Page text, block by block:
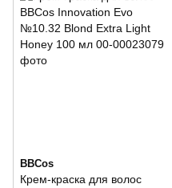
BBCos
Крем-краска для волос